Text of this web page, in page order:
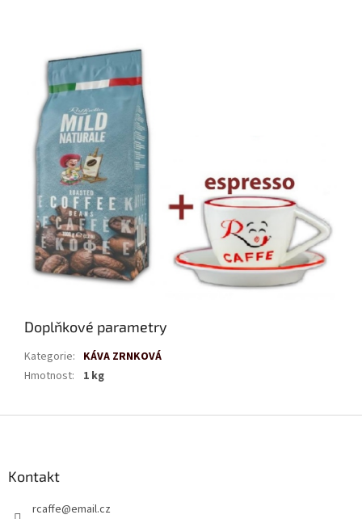
Doplňkové parametry
Kategorie: KÁVA ZRNKOVÁ
Hmotnost: 1 kg
Kontakt
rcaffe@email.cz